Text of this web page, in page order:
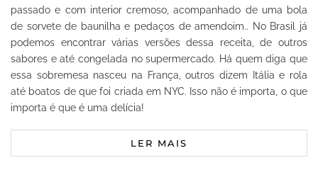
passado e com interior cremoso, acompanhado de uma bola
de sorvete de baunilha e pedaços de amendoim.. No Brasil já
podemos encontrar várias versões dessa receita, de outros
sabores e até congelada no supermercado. Há quem diga que
essa sobremesa nasceu na França, outros dizem Itália e rola
até boatos de que foi criada em NYC. Isso não é importa, o que
importa é que é uma delícia!
LER MAIS